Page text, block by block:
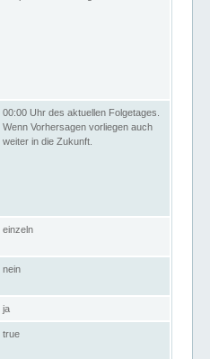
00:00 Uhr des aktuellen Folgetages.
Wenn Vorhersagen vorliegen auch
weiter in die Zukunft.
einzeln
nein
ja
true